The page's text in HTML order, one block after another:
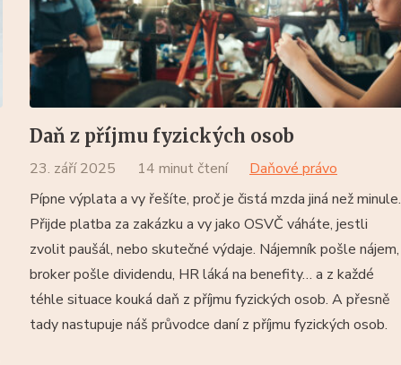
Daň z příjmu fyzických osob
23. září 2025 14 minut čtení
Daňové právo
Pípne výplata a vy řešíte, proč je čistá mzda jiná než minule.
Přijde platba za zakázku a vy jako OSVČ váháte, jestli
zvolit paušál, nebo skutečné výdaje. Nájemník pošle nájem,
broker pošle dividendu, HR láká na benefity… a z každé
téhle situace kouká daň z příjmu fyzických osob. A přesně
tady nastupuje náš průvodce daní z příjmu fyzických osob.